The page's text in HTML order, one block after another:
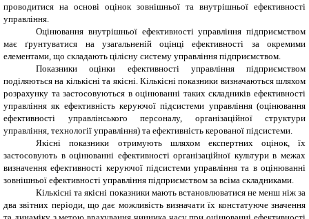
проводитися на основі оцінок зовнішньої та внутрішньої ефективності
управління.
Оцінювання внутрішньої ефективності управління підприємством
має ґрунтуватися на узагальненій оцінці ефективності за окремими
елементами, що складають цілісну систему управління підприємством.
Показники оцінки ефективності управління підприємством
поділяються на кількісні та якісні. Кількісні показники визначаються шляхом
розрахунку та застосовуються в оцінюванні таких складників ефективності
управління як ефективність керуючої підсистеми управління (оцінювання
ефективності управлінського персоналу, організаційної структури
управління, технології управління) та ефективність керованої підсистеми.
Якісні показники отримують шляхом експертних оцінок, їх
застосовують в оцінюванні ефективності організаційної культури в межах
визначення ефективності керуючої підсистеми управління та в оцінюванні
зовнішньої ефективності управління підприємством за всіма складниками.
Кількісні та якісні показники мають встановлюватися не менш ніж за
два звітних періоди, що дає можливість визначати їх констатуюче значення